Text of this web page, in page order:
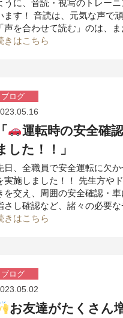
うに、音読・視写のトレー
ます！ 音読は、元気な声で
声を合わせて読む」のは、
きはこちら
ブログ
運転時の安全確
した！！」
日、全職員で安全運転に欠
実施しました！！ 先生方や
を交え、周囲の安全確認・
さし確認など、諸々の必要
きはこちら
ブログ
お友達がたくさん